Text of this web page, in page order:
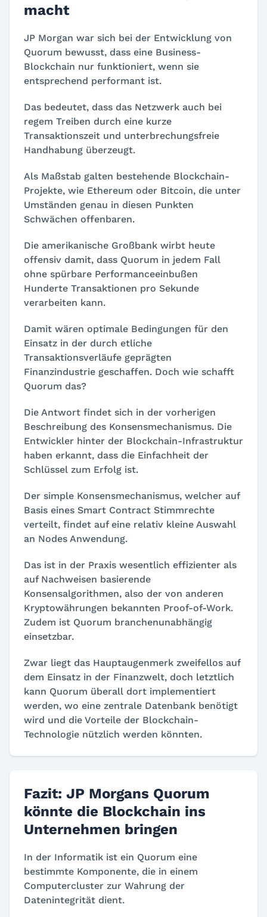
macht
JP Morgan war sich bei der Entwicklung von
Quorum bewusst, dass eine Business-
Blockchain nur funktioniert, wenn sie
entsprechend performant ist.
Das bedeutet, dass das Netzwerk auch bei
regem Treiben durch eine kurze
Transaktionszeit und unterbrechungsfreie
Handhabung überzeugt.
Als Maßstab galten bestehende Blockchain-
Projekte, wie Ethereum oder Bitcoin, die unter
Umständen genau in diesen Punkten
Schwächen offenbaren.
Die amerikanische Großbank wirbt heute
offensiv damit, dass Quorum in jedem Fall
ohne spürbare Performanceeinbußen
Hunderte Transaktionen pro Sekunde
verarbeiten kann.
Damit wären optimale Bedingungen für den
Einsatz in der durch etliche
Transaktionsverläufe geprägten
Finanzindustrie geschaffen. Doch wie schafft
Quorum das?
Die Antwort findet sich in der vorherigen
Beschreibung des Konsensmechanismus. Die
Entwickler hinter der Blockchain-Infrastruktur
haben erkannt, dass die Einfachheit der
Schlüssel zum Erfolg ist.
Der simple Konsensmechanismus, welcher auf
Basis eines Smart Contract Stimmrechte
verteilt, findet auf eine relativ kleine Auswahl
an Nodes Anwendung.
Das ist in der Praxis wesentlich effizienter als
auf Nachweisen basierende
Konsensalgorithmen, also der von anderen
Kryptowährungen bekannten Proof-of-Work.
Zudem ist Quorum branchenunabhängig
einsetzbar.
Zwar liegt das Hauptaugenmerk zweifellos auf
dem Einsatz in der Finanzwelt, doch letztlich
kann Quorum überall dort implementiert
werden, wo eine zentrale Datenbank benötigt
wird und die Vorteile der Blockchain-
Technologie nützlich werden könnten.
Fazit: JP Morgans Quorum
könnte die Blockchain ins
Unternehmen bringen
In der Informatik ist ein Quorum eine
bestimmte Komponente, die in einem
Computercluster zur Wahrung der
Datenintegrität dient.